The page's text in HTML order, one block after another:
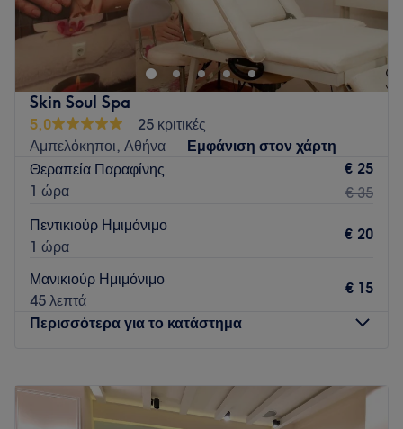
H περιποίηση χεριών και ποδιών αξίζει την ίδια φροντίδα και
τον ίδιο επαγγελματισμό. Στη Νέα Χαλκηδόνα,
δημιουργήσαμε έναν χώρο όπου το μανικιούρ, το πεντικιούρ
και η ποδολογική φροντίδα συνυπάρχουν με σεβασμό στην
υγεία του νυχιού και του δέρματος.
Go to venue
Skin Soul Spa
5,0
25 κριτικές
Αμπελόκηποι, Αθήνα
Εμφάνιση στον χάρτη
Θεραπεία Παραφίνης
1 ώρα
€ 25
€ 35
Πεντικιούρ Ημιμόνιμο
1 ώρα
€ 20
Μανικιούρ Ημιμόνιμο
45 λεπτά
€ 15
Περισσότερα για το κατάστημα
Τρίτη
09:00–20:00
09:00